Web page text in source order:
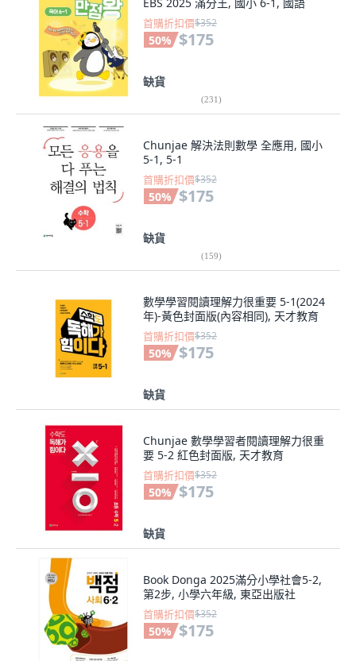
首購折扣價$352
50% $175
缺貨
(231)
Chunjae 解決法則數學 全應用, 國小
5-1, 5-1
首購折扣價$352
50% $175
缺貨
(159)
數學學習閱讀理解力很重要 5-1(2024
年)-黃色封面版(內容相同), 天才教育
首購折扣價$352
50% $175
缺貨
Chunjae 數學學習者閱讀理解力很重
要 5-2 紅色封面版, 天才教育
首購折扣價$352
50% $175
缺貨
Book Donga 2025滿分小學社會5-2,
第2步, 小學六年級, 東亞出版社
首購折扣價$352
50% $175